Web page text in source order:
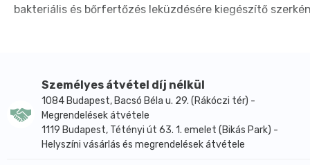
bakteriális és bőrfertőzés leküzdésére kiegészítő
Személyes átvétel díj nélkül
1084 Budapest, Bacsó Béla u. 29. (Rákóczi tér) -
Megrendelések átvétele
1119 Budapest, Tétényi út 63. 1. emelet (Bikás Park) -
Helyszíni vásárlás és megrendelések átvétele